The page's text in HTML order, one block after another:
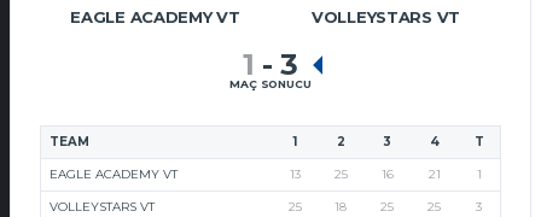
EAGLE ACADEMY VT VOLLEYSTARS VT
1 - 3
MAÇ SONUCU
TEAM 1 2 3 4 T
EAGLE ACADEMY VT 13 25 16 21 1
VOLLEYSTARS VT 25 18 25 25 3